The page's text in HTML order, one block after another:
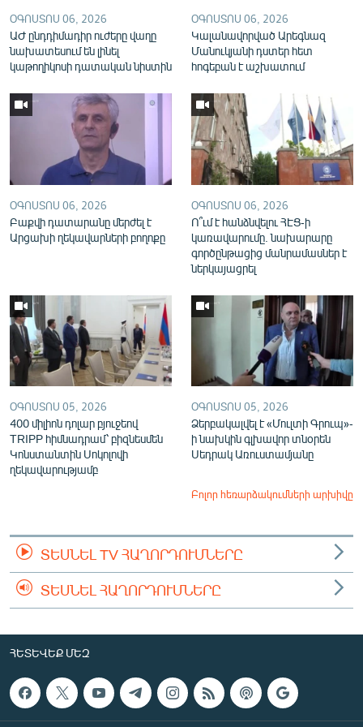
English
Русский
ՕԳՈՍՏՈՍ 06, 2026
ԱԺ ընդդիմադիր ուժերը վաղը
նախատեսում են լինել
կաթողիկոսի դատական նիստին
ՕԳՈՍՏՈՍ 06, 2026
Կալանավորված Արեգնազ
Մանուկյանի դստեր հետ
հոգեբան է աշխատում
ՕԳՈՍՏՈՍ 06, 2026
Բաքվի դատարանը մերժել է
Արցախի ղեկավարների բողոքը
ՕԳՈՍՏՈՍ 06, 2026
Ո՞ւմ է հանձնվելու ՀԷՑ-ի
կառավարումը. նախարարը
գործընթացից մանրամասներ է
ներկայացրել
ՕԳՈՍՏՈՍ 05, 2026
400 միլիոն դոլար բյուջեով
TRIPP հիմնադրամ՝ բիզնեսմեն
Կոնստանտին Սոկոլովի
ղեկավարությամբ
ՕԳՈՍՏՈՍ 05, 2026
Ձերբակալվել է «Մուլտի Գրուպ»-
ի նախկին գլխավոր տնօրեն
Սեդրակ Առուստամյանը
Բոլոր հեռարձակումների արխիվը
ՏԵՍՆԵԼ TV ՀԱՂՈՐԴՈՒՄՆԵՐԸ
ՏԵՍՆԵԼ ՀԱՂՈՐԴՈՒՄՆԵՐԸ
ՀԵՏԵՎԵՔ ՄԵԶ